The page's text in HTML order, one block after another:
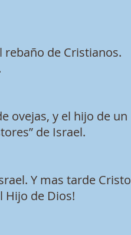
rebaño de Cristianos.
ovejas, y el hijo de un
de Israel.
Y mas tarde Cristo
Hijo de Dios!